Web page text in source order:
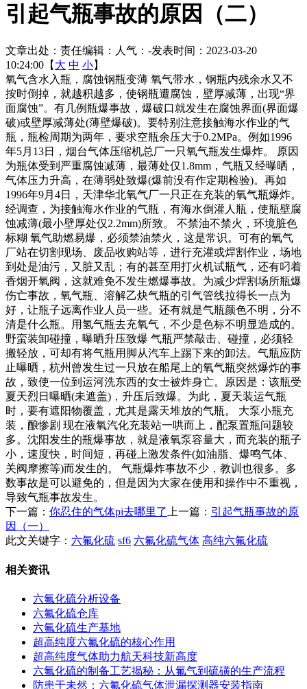
引起气瓶事故的原因（二）
文章出处： 责任编辑： 人气： -发表时间：2023-03-20
10:24:00【 大 中 小】
氧气含水入瓶，腐蚀钢瓶变薄 氧气带水，钢瓶内残余水又不
按时倒掉，就越积越多，使钢瓶遭腐蚀，壁厚减薄，出现“界
面腐蚀”。有几例瓶爆事故，爆破口就发生在腐蚀界面(界面爆
破)或壁厚减薄处(薄壁爆破)。要特别注意接触海水作业的气
瓶，瓶检周期为两年，要求空瓶余压大于0.2MPa。例如1996
年5月13日，烟台气体压缩机总厂一只氧气瓶发生爆炸。 原因
为瓶体受到严重腐蚀减薄，最薄处仅1.8mm，气瓶又经曝晒，
气体压力升高，在薄弱处致爆(爆前没有作定期检验)。再如
1996年9月4日，天津华北氧气厂一只正在充装的氧气瓶爆炸。
经调查，为接触海水作业的气瓶，有海水倒灌人瓶，使瓶壁腐
蚀减薄(最小壁厚处仅2.2mm)所致。 不禁油不禁火，环境脏色
标糊 氧气助燃易爆，必须禁油禁火，这是常识。可有的氧气
厂站在切割现场、废品收购站等，进行充灌或焊割作业，场地
到处是油污，又脏又乱；有的甚至用打火机试瓶气，还有叼着
香烟开氧阀，这就难免不发生燃爆事故。为减少焊割场所瓶爆
伤亡事故，氧气瓶、溶解乙炔气瓶的引气管线拉得长一点为
好，让瓶子远离作业人员一些。还有就是气瓶颜色不明，分不
清是什么瓶。用氢气瓶去充氧气，不少是色标不明显造成的。
野蛮装卸碰撞，曝晒升压致爆 气瓶严禁敲击、碰撞，必须轻
搬轻放，可却有将气瓶用脚从汽车上踢下来的卸法。气瓶应防
止曝晒，杭州曾发生过一只放在船尾上的氧气瓶突然爆炸的事
故，致使一位到运河洗东西的女士被炸身亡。原因是：该瓶受
夏天烈日曝晒(未遮盖)，升压后致爆。为此，夏天装运气瓶
时，要有遮阳物覆盖，尤其是露天堆放的气瓶。 大泵小瓶充
装，酿惨剧 现在液氧汽化充装站一哄而上，配泵置瓶问题较
多。沈阳发生的瓶爆事故，就是液氧泵容量大，而充装的瓶子
小，速度快，时间短，再碰上激发条件(如油脂、爆鸣气体、
关阀摩擦等)而发生的。 气瓶爆炸事故不少，教训也很多。多
数事故是可以避免的，但是因为大家在使用和操作中不重视，
导致气瓶事故发生。
下一篇： 你忍住的气体pi去哪里了 上一篇： 引起气瓶事故的原
因（一）
此文关键字： 六氟化硫 sf6 六氟化硫气体 高纯六氟化硫
相关资讯
六氟化硫分析设备
六氟化硫仓库
六氟化硫生产基地
超高纯度六氟化硫的核心作用
超高纯度气体助力航天科技新高度
六氟化硫的制备工艺揭秘：从氟气到硫磺的生产流程
防患于未然：六氟化硫气体泄漏探测器安装指南